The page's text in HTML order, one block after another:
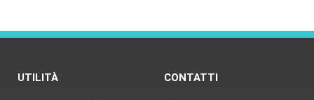
UTILITÀ CONTATTI